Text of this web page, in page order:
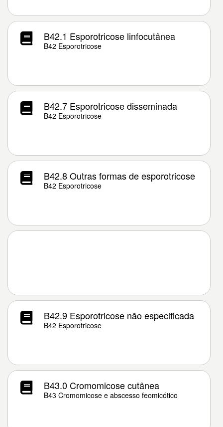
B42.1 Esporotricose linfocutânea
B42 Esporotricose
B42.7 Esporotricose disseminada
B42 Esporotricose
B42.8 Outras formas de esporotricose
B42 Esporotricose
B42.9 Esporotricose não especificada
B42 Esporotricose
B43.0 Cromomicose cutânea
B43 Cromomicose e abscesso feomicótico